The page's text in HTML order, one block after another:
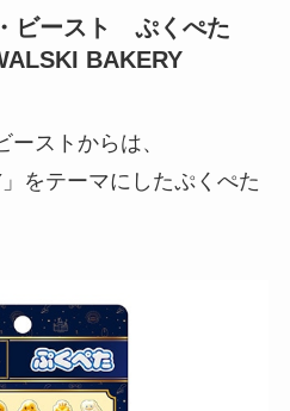
ビースト ぷくぺた
BAKERY
ストからは、
をテーマにしたぷくぺた